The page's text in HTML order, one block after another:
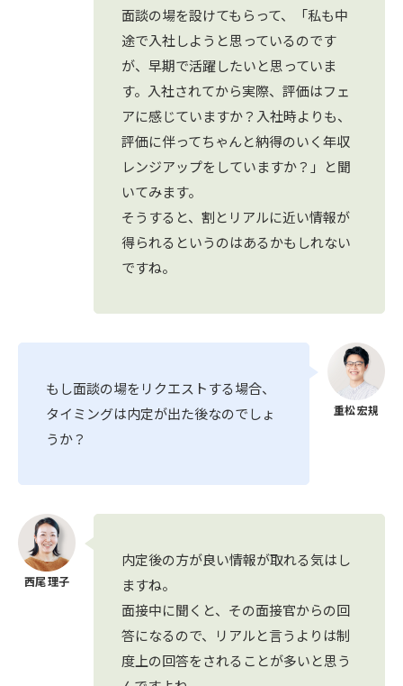
面談の場を設けてもらって、「私も中
途で入社しようと思っているのです
が、早期で活躍したいと思っていま
す。入社されてから実際、評価はフェ
アに感じていますか？入社時よりも、
評価に伴ってちゃんと納得のいく年収
レンジアップをしていますか？」と聞
いてみます。
そうすると、割とリアルに近い情報が
得られるというのはあるかもしれない
ですね。
もし面談の場をリクエストする場合、
タイミングは内定が出た後なのでしょ
うか？
内定後の方が良い情報が取れる気はし
ますね。
面接中に聞くと、その面接官からの回
答になるので、リアルと言うよりは制
度上の回答をされることが多いと思う